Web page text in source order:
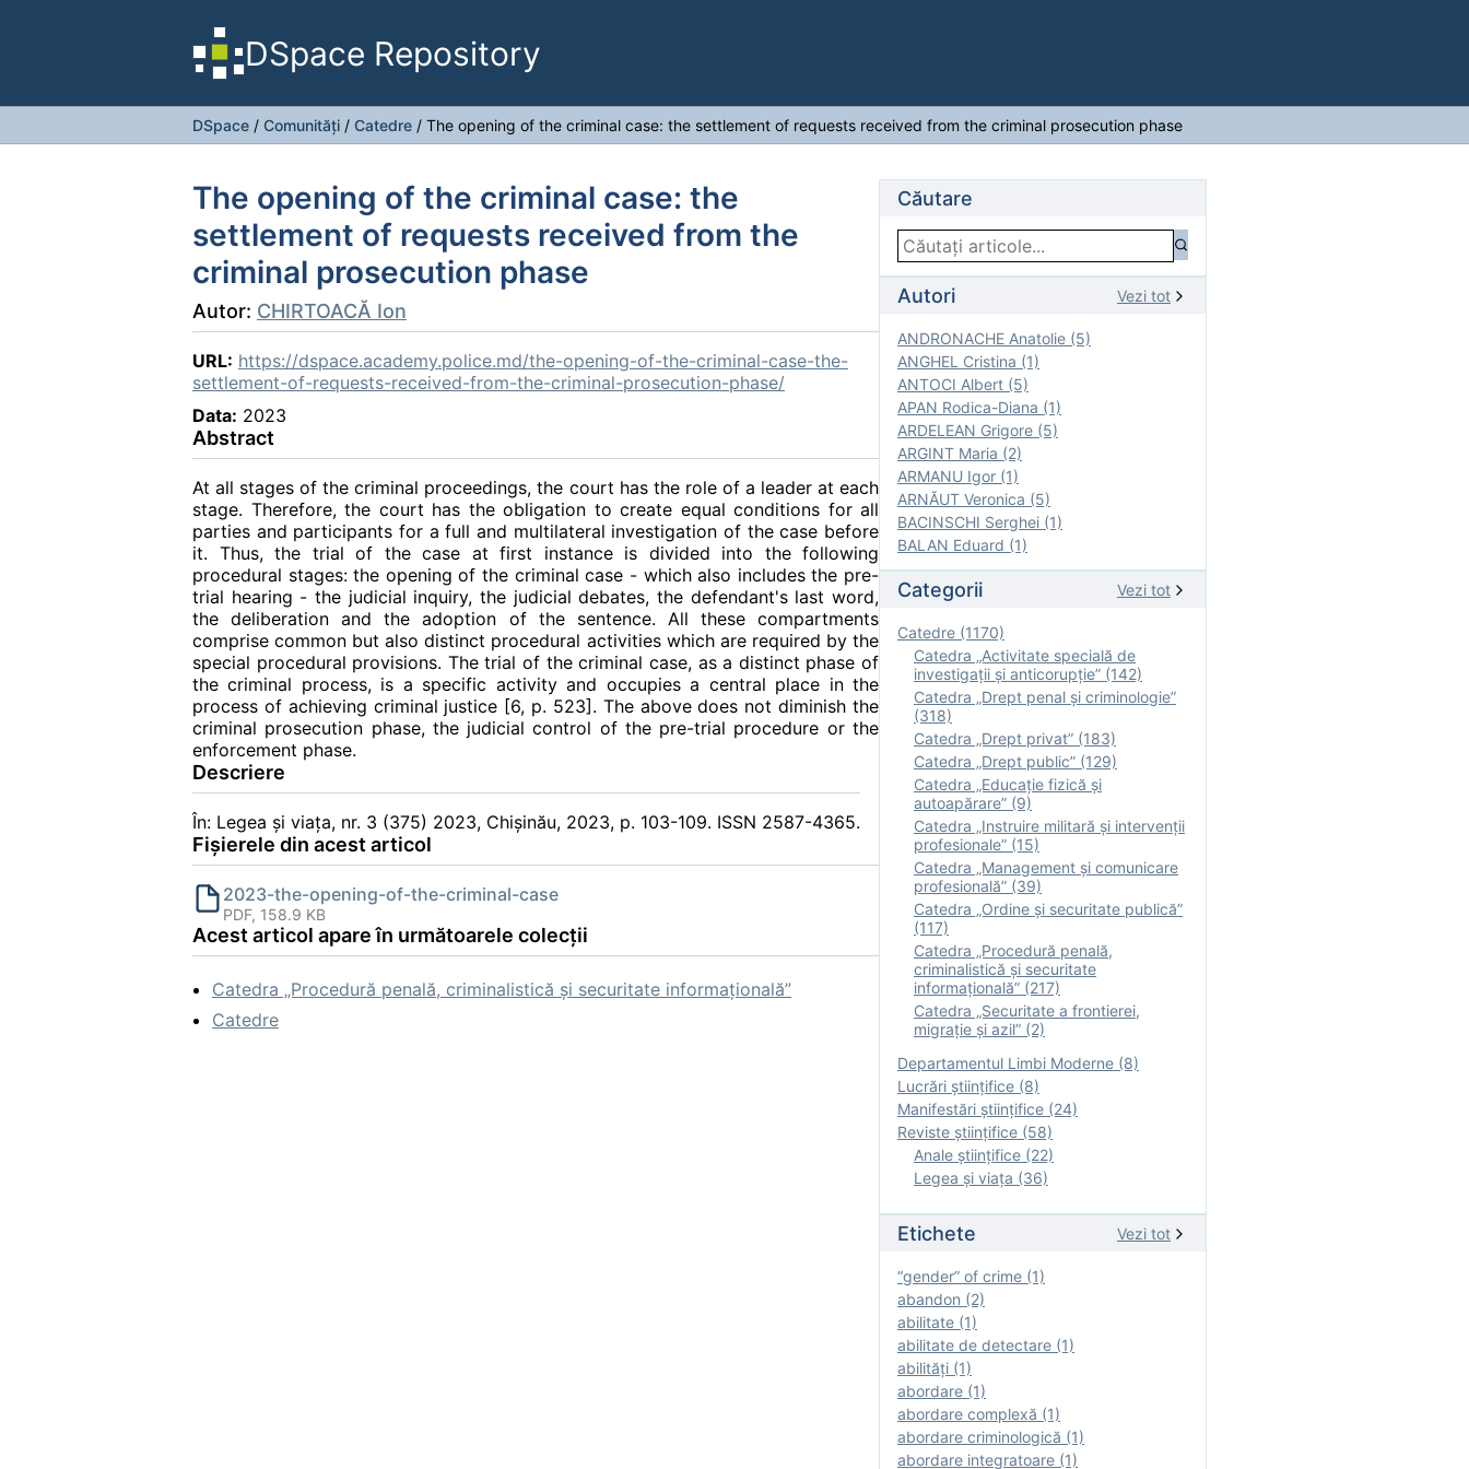
DSpace Repository
DSpace / Comunități / Catedre / The opening of the criminal case: the settlement of requests received from the criminal prosecution phase
The opening of the criminal case: the
settlement of requests received from the
criminal prosecution phase
Autor: CHIRTOACĂ Ion
URL: https://dspace.academy.police.md/the-opening-of-the-criminal-case-the-
settlement-of-requests-received-from-the-criminal-prosecution-phase/
Data: 2023
Abstract
At all stages of the criminal proceedings, the court has the role of a leader at each
stage. Therefore, the court has the obligation to create equal conditions for all
parties and participants for a full and multilateral investigation of the case before
it. Thus, the trial of the case at first instance is divided into the following
procedural stages: the opening of the criminal case - which also includes the pre-
trial hearing - the judicial inquiry, the judicial debates, the defendant's last word,
the deliberation and the adoption of the sentence. All these compartments
comprise common but also distinct procedural activities which are required by the
special procedural provisions. The trial of the criminal case, as a distinct phase of
the criminal process, is a specific activity and occupies a central place in the
process of achieving criminal justice [6, p. 523]. The above does not diminish the
criminal prosecution phase, the judicial control of the pre-trial procedure or the
enforcement phase.
Descriere
În: Legea și viața, nr. 3 (375) 2023, Chișinău, 2023, p. 103-109. ISSN 2587-4365.
Fișierele din acest articol
2023-the-opening-of-the-criminal-case
PDF, 158.9 KB
Acest articol apare în următoarele colecții
Catedra „Procedură penală, criminalistică și securitate informațională”
Catedre
Căutare
Autori Vezi tot
ANDRONACHE Anatolie (5)
ANGHEL Cristina (1)
ANTOCI Albert (5)
APAN Rodica-Diana (1)
ARDELEAN Grigore (5)
ARGINT Maria (2)
ARMANU Igor (1)
ARNĂUT Veronica (5)
BACINSCHI Serghei (1)
BALAN Eduard (1)
Categorii Vezi tot
Catedre (1170)
Catedra „Activitate specială de
investigaţii şi anticorupție” (142)
Catedra „Drept penal și criminologie”
(318)
Catedra „Drept privat” (183)
Catedra „Drept public” (129)
Catedra „Educație fizică şi
autoapărare” (9)
Catedra „Instruire militară şi intervenţii
profesionale” (15)
Catedra „Management și comunicare
profesională” (39)
Catedra „Ordine și securitate publică”
(117)
Catedra „Procedură penală,
criminalistică și securitate
informațională” (217)
Catedra „Securitate a frontierei,
migrație și azil” (2)
Departamentul Limbi Moderne (8)
Lucrări științifice (8)
Manifestări ştiinţifice (24)
Reviste ştiinţifice (58)
Anale ştiinţifice (22)
Legea şi viaţa (36)
Etichete Vezi tot
“gender” of crime (1)
abandon (2)
abilitate (1)
abilitate de detectare (1)
abilităţi (1)
abordare (1)
abordare complexă (1)
abordare criminologică (1)
abordare integratoare (1)